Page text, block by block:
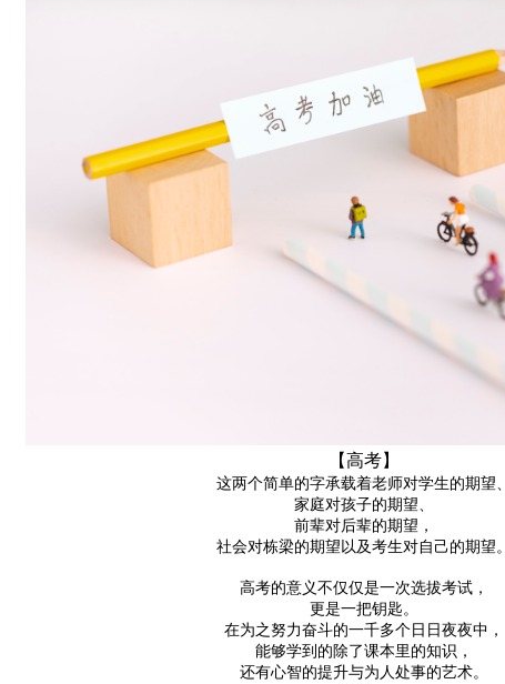
【高考】
这两个简单的字承载着老师对学生的期望、
家庭对孩子的期望、
前辈对后辈的期望，
社会对栋梁的期望以及考生对自己的期望。
高考的意义不仅仅是一次选拔考试，
更是一把钥匙。
在为之努力奋斗的一千多个日日夜夜中，
能够学到的除了课本里的知识，
还有心智的提升与为人处事的艺术。